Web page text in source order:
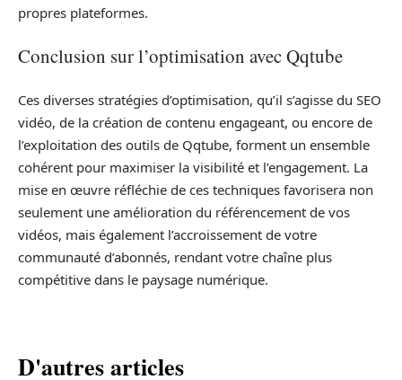
propres plateformes.
Conclusion sur l’optimisation avec Qqtube
Ces diverses stratégies d’optimisation, qu’il s’agisse du SEO
vidéo, de la création de contenu engageant, ou encore de
l’exploitation des outils de Qqtube, forment un ensemble
cohérent pour maximiser la visibilité et l’engagement. La
mise en œuvre réfléchie de ces techniques favorisera non
seulement une amélioration du référencement de vos
vidéos, mais également l’accroissement de votre
communauté d’abonnés, rendant votre chaîne plus
compétitive dans le paysage numérique.
D'autres articles